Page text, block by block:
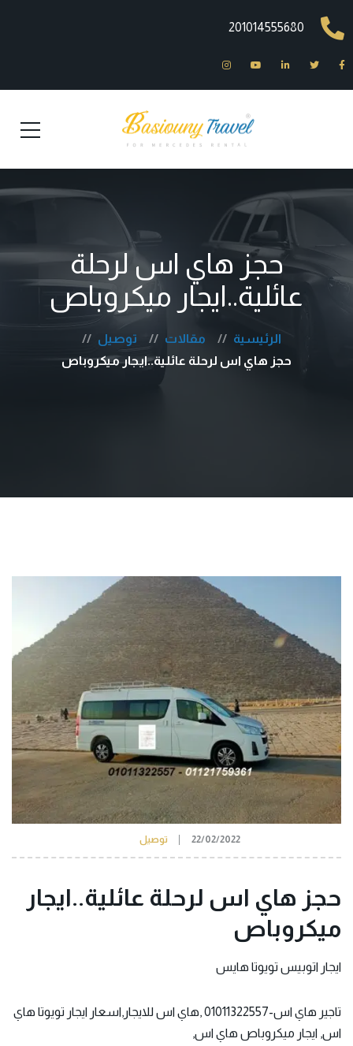
201014555680
حجز هاي اس لرحلة
عائلية..ايجار ميكروباص
الرئيسية مقالات
توصيل
حجز هاي اس لرحلة عائلية..ايجار ميكروباص
22/02/2022 توصيل
حجز هاي اس لرحلة عائلية..ايجار
ميكروباص
ايجار اتوبيس تويوتا هايس
تاجير هاي اس-01011322557 ,هاي اس للايجار,اسعار ايجار تويوتا هاي
اس, ايجار ميكروباص هاي اس,